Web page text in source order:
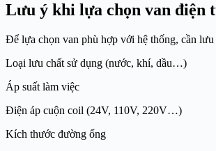
Lưu ý khi lựa chọn van điện
Để lựa chọn van phù hợp với hệ thống, cần lưu
Loại lưu chất sử dụng (nước, khí, dầu…)
Áp suất làm việc
Điện áp cuộn coil (24V, 110V, 220V…)
Kích thước đường ống